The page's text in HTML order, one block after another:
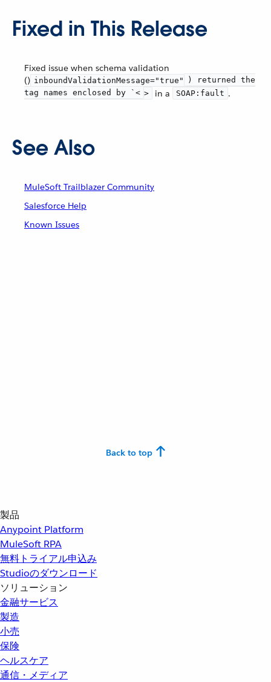
Fixed in This Release
Fixed issue when schema validation
() inboundValidationMessage="true"
) returned the
tag names enclosed by `< > in a SOAP:fault .
See Also
MuleSoft Trailblazer Community
Salesforce Help
Known Issues
Back to top
製品
Anypoint Platform
MuleSoft RPA
無料トライアル申込み
Studioのダウンロード
ソリューション
金融サービス
製造
小売
保険
ヘルスケア
通信・メディア